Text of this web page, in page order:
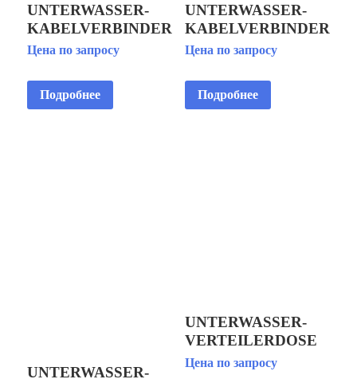
UNTERWASSER-
KABELVERBINDER
GR 2,
КАБЕЛЬНАЯ
МУФТА
Цена по запросу
Подробнее
UNTERWASSER-
KABELVERBINDER
GR3 КАБЕЛЬНАЯ
ПОДВОДНАЯ
Цена по запросу
Подробнее
UNTERWASSER-
UNTERWASSER-
VERTEILERDOSE
6-FACH
Цена по запросу